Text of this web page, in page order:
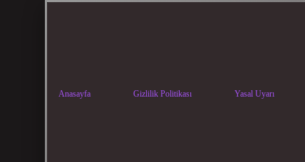
Anasayfa Gizlilik Politikası Yasal Uyarı